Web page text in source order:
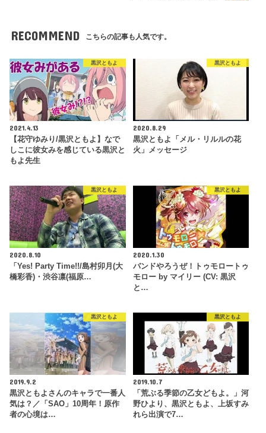
RECOMMEND こちらの記事も人気です。
黒沢ともよ
2021.4.13
【花守ゆみり/黒沢ともよ】なで
しこに彼女みを感じている黒沢と
もよ先生
黒沢ともよ
2020.8.29
黒沢ともよ「メル・リルルの花
火」メッセージ
黒沢ともよ
2020.8.10
「Yes! Party Time!!/島村卯月(大
橋彩香)・渋谷凛(福原…
黒沢ともよ
2020.1.30
バンドやろうぜ！トゥモロートゥ
モロー by マイリー (CV: 黒沢
と…
黒沢ともよ
2019.9.2
黒沢ともよさんのキャラで一番人
気は？／「SAO」10周年！原作
者の心境は…
黒沢ともよ
2019.10.7
「荒ぶる季節の乙女どもよ。」河
野ひより、黒沢ともよ、上坂すみ
れら出演で7…